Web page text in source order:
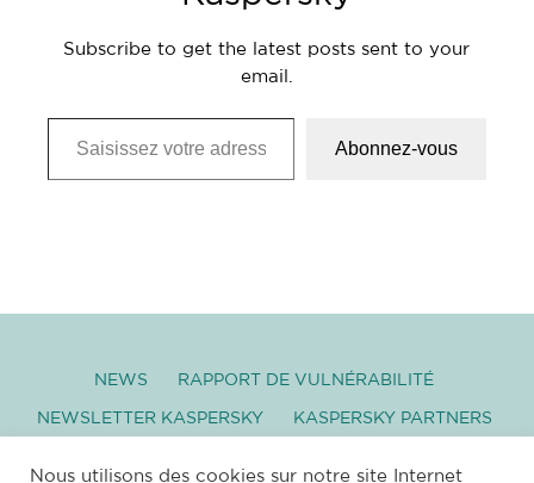
Subscribe to get the latest posts sent to your
email.
Saisissez votre adresse e-mail…
Abonnez-vous
NEWS RAPPORT DE VULNÉRABILITÉ
NEWSLETTER KASPERSKY KASPERSKY PARTNERS
Nous utilisons des cookies sur notre site Internet